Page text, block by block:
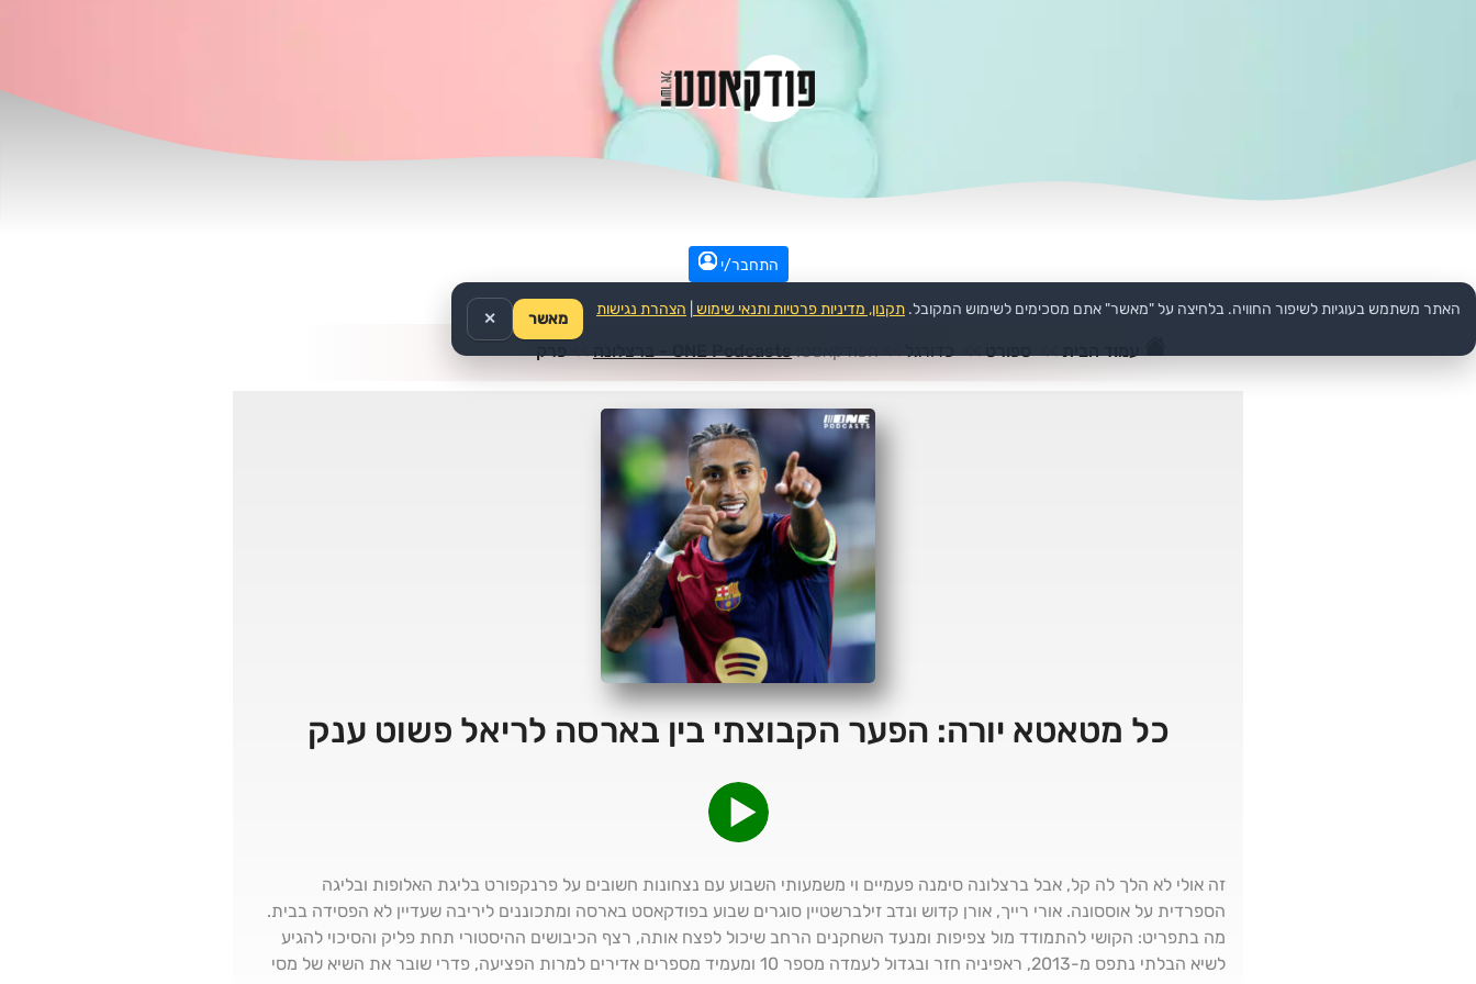
התחבר/י
עמוד הבית >> ספורט >> כדורגל >>הפודקאסט: ONE Podcasts - ברצלונה >>פרק
כל מטאטא יורה: הפער הקבוצתי בין בארסה לריאל פשוט ענק
זה אולי לא הלך לה קל, אבל ברצלונה סימנה פעמיים וי משמעותי השבוע עם נצחונות חשובים על פרנקפורט בליגת האלופות ובליגה
הספרדית על אוססונה. אורי רייך, אורן קדוש ונדב זילברשטיין סוגרים שבוע בפודקאסט בארסה ומתכוננים ליריבה שעדיין לא הפסידה בבית.
מה בתפריט: הקושי להתמודד מול צפיפות ומנעד השחקנים הרחב שיכול לפצח אותה, רצף הכיבושים ההיסטורי תחת פליק והסיכוי להגיע
לשיא הבלתי נתפס מ-2013, ראפיניה חזר ובגדול לעמדה מספר 10 ומעמיד מספרים אדירים למרות הפציעה, פדרי שובר את השיא של מסי
האתר משתמש בעוגיות לשיפור החוויה. בלחיצה על "מאשר" אתם מסכימים לשימוש המקובל. תקנון, מדיניות פרטיות ותנאי שימוש הצהרת נגישות
מאשר ✕